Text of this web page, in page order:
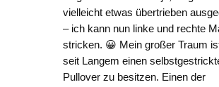
vielleicht etwas übertrieben
– ich kann nun linke und rechte
stricken. 😀 Mein großer Traum
seit Langem einen
Pullover zu besitzen. Einen der